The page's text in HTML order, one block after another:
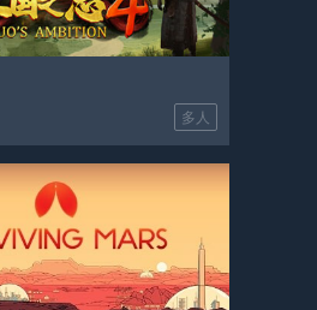
多人